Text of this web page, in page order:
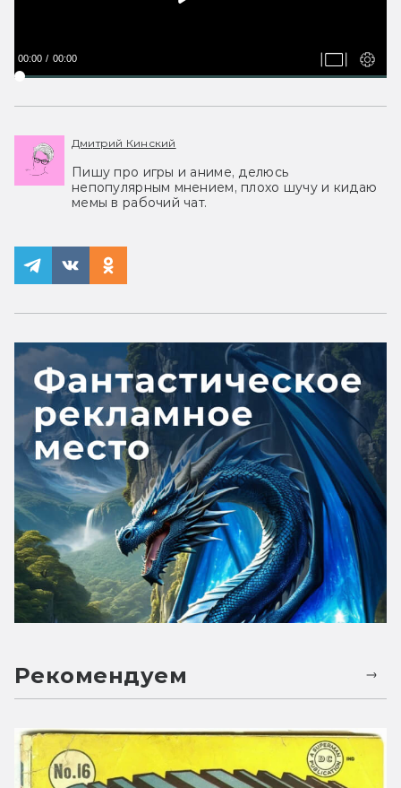
00:00 00:00
Дмитрий Кинский
Пишу про игры и аниме, делюсь
непопулярным мнением, плохо шучу и кидаю
мемы в рабочий чат.
Рекомендуем